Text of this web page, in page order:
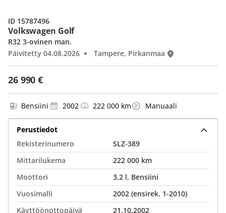
Volkswagen Golf
26 990 €
R32 3-ovinen man.
Päivitetty 04.08.2026
Tampere, Pirkanmaa
ID 15787496
Bensiini 2002 222 000 km Manuaali
Perustiedot
Rekisterinumero
SLZ-389
Mittarilukema
222 000 km
Moottori
3,2 l, Bensiini
Vuosimalli
2002 (ensirek. 1-2010)
Käyttöönottopäivä
21.10.2002